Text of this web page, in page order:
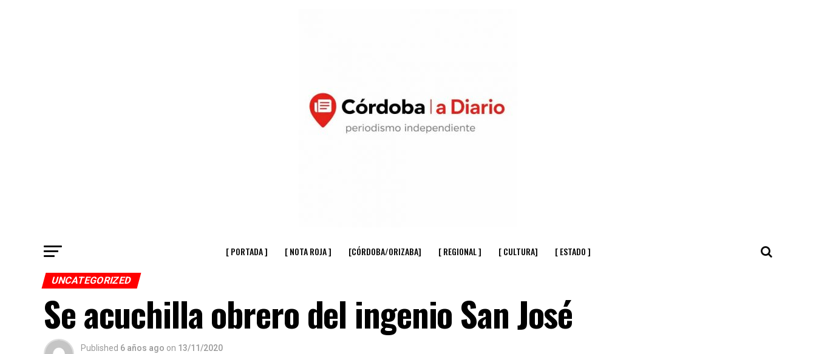
[ PORTADA ] [ NOTA ROJA ] [CÓRDOBA/ORIZABA] [ REGIONAL ] [ CULTURA] [ ESTADO ]
UNCATEGORIZED
Se acuchilla obrero del ingenio San José
Published 6 años ago on 13/11/2020